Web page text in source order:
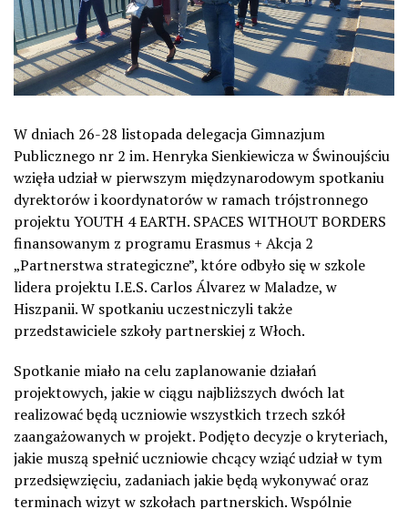
W dniach 26-28 listopada delegacja Gimnazjum
Publicznego nr 2 im. Henryka Sienkiewicza w Świnoujściu
wzięła udział w pierwszym międzynarodowym spotkaniu
dyrektorów i koordynatorów w ramach trójstronnego
projektu YOUTH 4 EARTH. SPACES WITHOUT BORDERS
finansowanym z programu Erasmus + Akcja 2
„Partnerstwa strategiczne”, które odbyło się w szkole
lidera projektu I.E.S. Carlos Álvarez w Maladze, w
Hiszpanii. W spotkaniu uczestniczyli także
przedstawiciele szkoły partnerskiej z Włoch.
Spotkanie miało na celu zaplanowanie działań
projektowych, jakie w ciągu najbliższych dwóch lat
realizować będą uczniowie wszystkich trzech szkół
zaangażowanych w projekt. Podjęto decyzje o kryteriach,
jakie muszą spełnić uczniowie chcący wziąć udział w tym
przedsięwzięciu, zadaniach jakie będą wykonywać oraz
terminach wizyt w szkołach partnerskich. Wspólnie